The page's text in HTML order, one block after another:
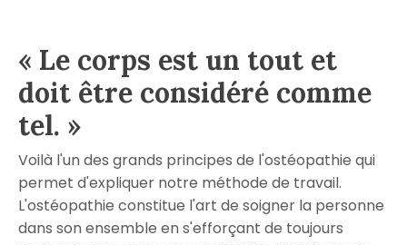
« Le corps est un tout et
doit être considéré comme
tel. »
Voilà l'un des grands principes de l'ostéopathie qui
permet d'expliquer notre méthode de travail.
L'ostéopathie constitue l'art de soigner la personne
dans son ensemble en s'efforçant de toujours